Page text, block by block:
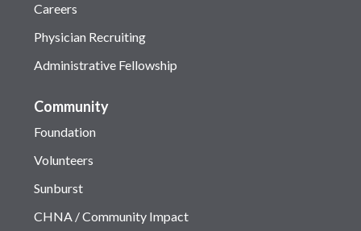
Careers
Physician Recruiting
Administrative Fellowship
Community
Foundation
Volunteers
Sunburst
CHNA / Community Impact